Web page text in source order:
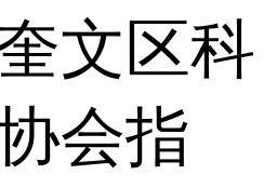
文区科
会指